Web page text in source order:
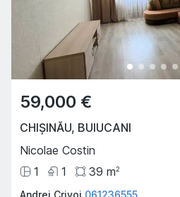
59,000 €
CHIȘINĂU, BUIUCANI
Nicolae Costin
1
1 39 m2
Andrei Crivoi 061236555